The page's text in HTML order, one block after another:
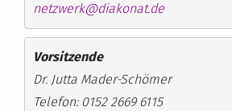
netzwerk@diakonat.de
Vorsitzende
Dr. Jutta Mader-Schömer
Telefon: 0152 2669 6115